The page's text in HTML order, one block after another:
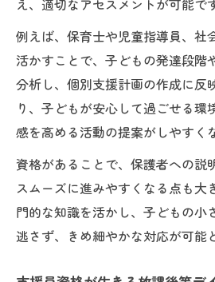
え、適切なアセスメントが可能で
例えば、保育士や児童指導員、社
活かすことで、子どもの発達段階
分析し、個別支援計画の作成に反
り、子どもが安心して過ごせる環
感を高める活動の提案がしやすく
資格があることで、保護者への説
スムーズに進みやすくなる点も大
門的な知識を活かし、子どもの小
逃さず、きめ細やかな対応が可能